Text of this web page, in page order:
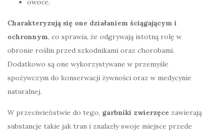
owoce.
Charakteryzują się one działaniem ściągającym i
ochronnym, co sprawia, że odgrywają istotną rolę w
obronie roślin przed szkodnikami oraz chorobami.
Dodatkowo są one wykorzystywane w przemyśle
spożywczym do konserwacji żywności oraz w medycynie
naturalnej.
W przeciwieństwie do tego, garbniki zwierzęce zawierają
substancje takie jak tran i znalazły swoje miejsce przede